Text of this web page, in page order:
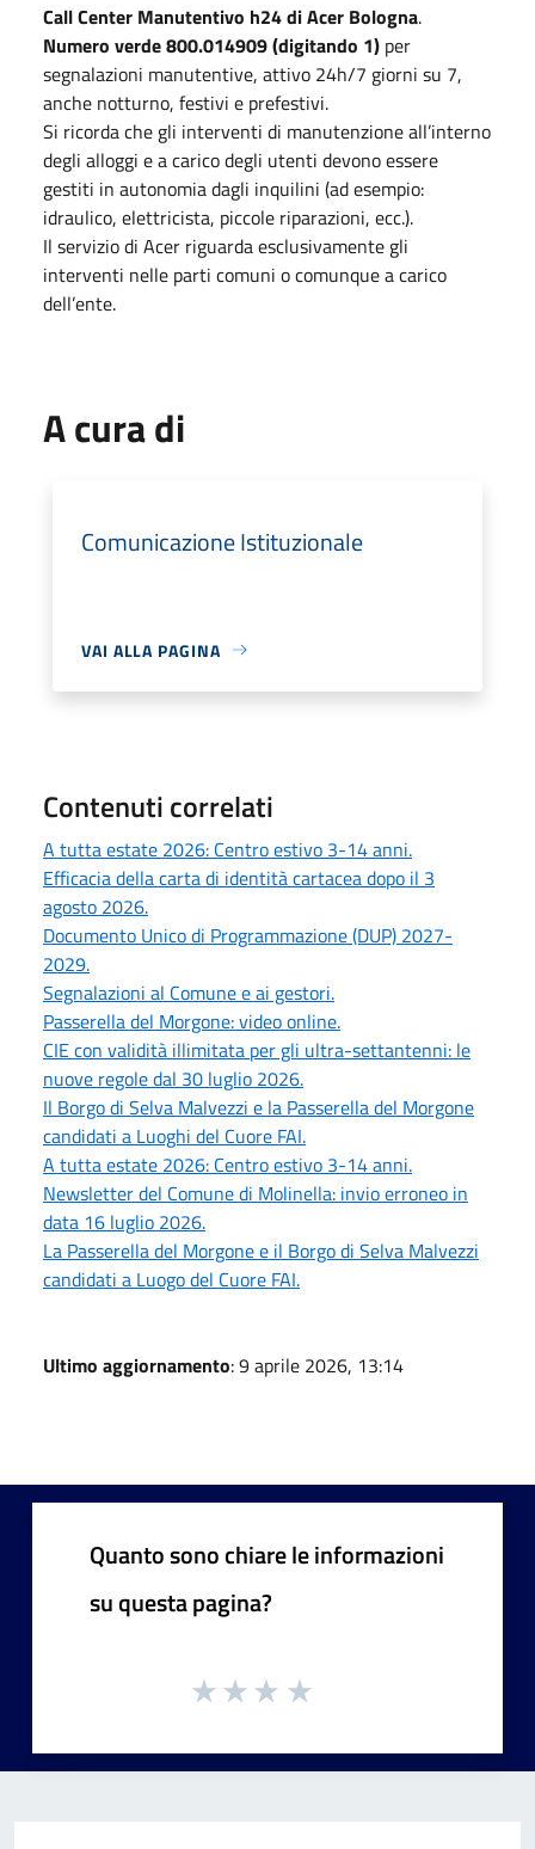
Call Center Manutentivo h24 di Acer Bologna.
Numero verde 800.014909 (digitando 1) per
segnalazioni manutentive, attivo 24h/7 giorni su 7,
anche notturno, festivi e prefestivi.
Si ricorda che gli interventi di manutenzione all’interno
degli alloggi e a carico degli utenti devono essere
gestiti in autonomia dagli inquilini (ad esempio:
idraulico, elettricista, piccole riparazioni, ecc.).
Il servizio di Acer riguarda esclusivamente gli
interventi nelle parti comuni o comunque a carico
dell’ente.
A cura di
Comunicazione Istituzionale
VAI ALLA PAGINA
Contenuti correlati
A tutta estate 2026: Centro estivo 3-14 anni.
Efficacia della carta di identità cartacea dopo il 3
agosto 2026.
Documento Unico di Programmazione (DUP) 2027-
2029.
Segnalazioni al Comune e ai gestori.
Passerella del Morgone: video online.
CIE con validità illimitata per gli ultra-settantenni: le
nuove regole dal 30 luglio 2026.
Il Borgo di Selva Malvezzi e la Passerella del Morgone
candidati a Luoghi del Cuore FAI.
A tutta estate 2026: Centro estivo 3-14 anni.
Newsletter del Comune di Molinella: invio erroneo in
data 16 luglio 2026.
La Passerella del Morgone e il Borgo di Selva Malvezzi
candidati a Luogo del Cuore FAI.
Ultimo aggiornamento: 9 aprile 2026, 13:14
Quanto sono chiare le informazioni
su questa pagina?